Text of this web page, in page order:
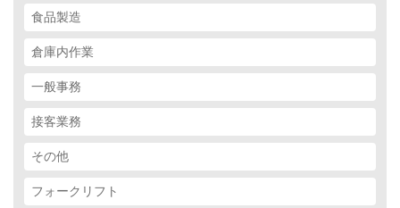
食品製造
倉庫内作業
一般事務
接客業務
その他
フォークリフト